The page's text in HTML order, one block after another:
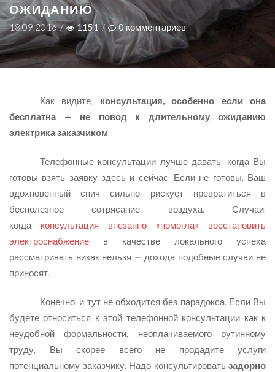
ОЖИДАНИЮ
18.09.2016 / 1151 / 0 комментариев
Как видите, консультация, особенно если она
бесплатна — не повод к длительному ожиданию
электрика заказчиком.
Телефонные консультации лучше давать, когда Вы
готовы взять заявку здесь и сейчас. Если не готовы, Ваш
вдохновенный спич сильно рискует превратиться в
бесполезное сотрясание воздуха. Случаи,
когда консультация внезапно «помогла» восстановить
электроснабжение в качестве локального успеха
рассматривать никак нельзя — дохода подобные случаи не
приносят.
Конечно, и тут не обходится без парадокса. Если Вы
будете относиться к этой телефонной консультации как к
неудобной формальности, неоплачиваемого рутинному
труду, Вы скорее всего не продадите услуги
потенциальному заказчику. Надо консультировать задорно